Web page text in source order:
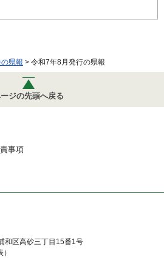
県報 > 令和7年8月発行の県報
ジの先頭へ戻る
事項
和区高砂三丁目15番1号